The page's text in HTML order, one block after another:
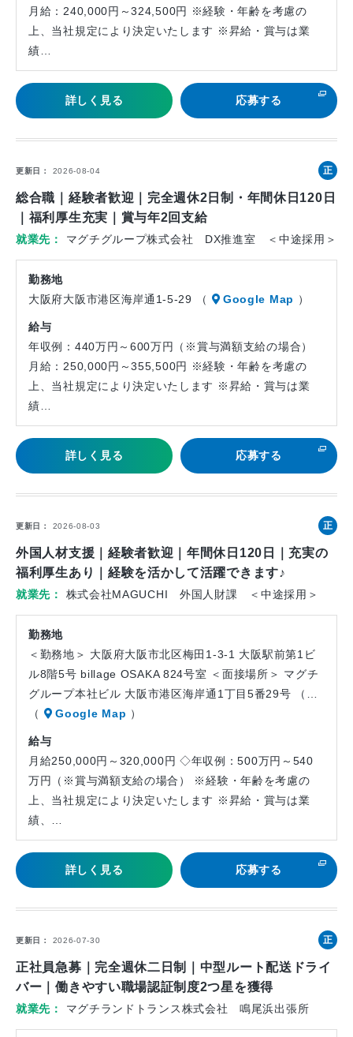
月給：240,000円～324,500円 ※経験・年齢を考慮の
上、当社規定により決定いたします ※昇給・賞与は業
績…
詳しく見る 応募する
更新日 2026-08-04
正
社
総合職｜経験者歓迎｜完全週休2日制・年間休日120日
｜福利厚生充実｜賞与年2回支給
就業先 マグチグループ株式会社 DX推進室 ＜中途採用＞
勤務地
大阪府大阪市港区海岸通1-5-29 （
Google Map ）
給与
年収例：440万円～600万円（※賞与満額支給の場合）
月給：250,000円～355,500円 ※経験・年齢を考慮の
上、当社規定により決定いたします ※昇給・賞与は業
績…
詳しく見る 応募する
更新日 2026-08-03
正
外国人材支援｜経験者歓迎｜年間休日120日｜充実の
福利厚生あり｜経験を活かして活躍できます♪
就業先 株式会社MAGUCHI 外国人財課 ＜中途採用＞
勤務地
＜勤務地＞ 大阪府大阪市北区梅田1-3-1 大阪駅前第1ビ
ル8階5号 billage OSAKA 824号室 ＜面接場所＞ マグチ
グループ本社ビル 大阪市港区海岸通1丁目5番29号 （…
（
Google Map ）
給与
月給250,000円～320,000円 ◇年収例：500万円～540
万円（※賞与満額支給の場合） ※経験・年齢を考慮の
上、当社規定により決定いたします ※昇給・賞与は業
績、…
詳しく見る 応募する
更新日 2026-07-30
正
社
正社員急募｜完全週休二日制｜中型ルート配送ドライ
バー｜働きやすい職場認証制度2つ星を獲得
就業先 マグチランドトランス株式会社 鳴尾浜出張所